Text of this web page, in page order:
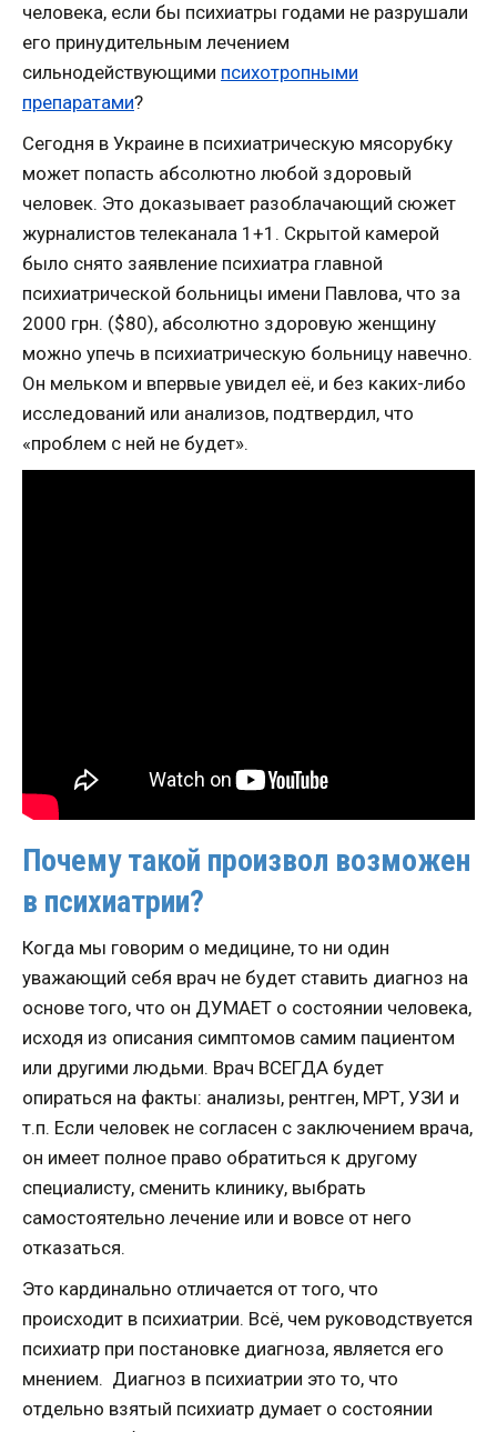
человека, если бы психиатры годами не разрушали
его принудительным лечением
сильнодействующими психотропными
препаратами?
Сегодня в Украине в психиатрическую мясорубку
может попасть абсолютно любой здоровый
человек. Это доказывает разоблачающий сюжет
журналистов телеканала 1+1. Скрытой камерой
было снято заявление психиатра главной
психиатрической больницы имени Павлова, что за
2000 грн. ($80), абсолютно здоровую женщину
можно упечь в психиатрическую больницу навечно.
Он мельком и впервые увидел её, и без каких-либо
исследований или анализов, подтвердил, что
«проблем с ней не будет».
Почему такой произвол возможен
в психиатрии?
Когда мы говорим о медицине, то ни один
уважающий себя врач не будет ставить диагноз на
основе того, что он ДУМАЕТ о состоянии человека,
исходя из описания симптомов самим пациентом
или другими людьми. Врач ВСЕГДА будет
опираться на факты: анализы, рентген, МРТ, УЗИ и
т.п. Если человек не согласен с заключением врача,
он имеет полное право обратиться к другому
специалисту, сменить клинику, выбрать
самостоятельно лечение или и вовсе от него
отказаться.
Это кардинально отличается от того, что
происходит в психиатрии. Всё, чем руководствуется
психиатр при постановке диагноза, является его
мнением. Диагноз в психиатрии это то, что
отдельно взятый психиатр думает о состоянии